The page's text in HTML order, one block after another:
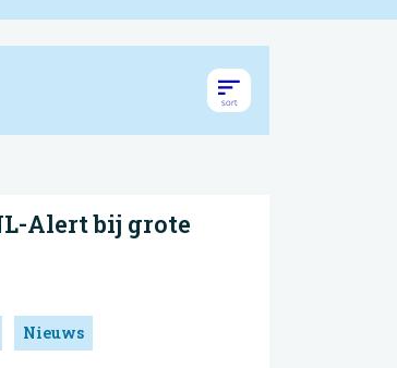
Alert bij grote
Nieuws